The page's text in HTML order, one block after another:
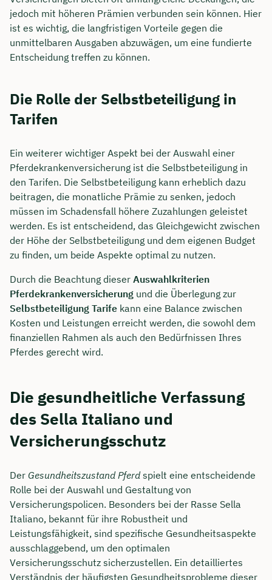
jedoch mit höheren Prämien verbunden sein können. Hier
ist es wichtig, die langfristigen Vorteile gegen die
unmittelbaren Ausgaben abzuwägen, um eine fundierte
Entscheidung treffen zu können.
Die Rolle der Selbstbeteiligung in
Tarifen
Ein weiterer wichtiger Aspekt bei der Auswahl einer
Pferdekrankenversicherung ist die Selbstbeteiligung in
den Tarifen. Die Selbstbeteiligung kann erheblich dazu
beitragen, die monatliche Prämie zu senken, jedoch
müssen im Schadensfall höhere Zuzahlungen geleistet
werden. Es ist entscheidend, das Gleichgewicht zwischen
der Höhe der Selbstbeteiligung und dem eigenen Budget
zu finden, um beide Aspekte optimal zu nutzen.
Durch die Beachtung dieser Auswahlkriterien
Pferdekrankenversicherung und die Überlegung zur
Selbstbeteiligung Tarife kann eine Balance zwischen
Kosten und Leistungen erreicht werden, die sowohl dem
finanziellen Rahmen als auch den Bedürfnissen Ihres
Pferdes gerecht wird.
Die gesundheitliche Verfassung
des Sella Italiano und
Versicherungsschutz
Der Gesundheitszustand Pferdspielt eine entscheidende
Rolle bei der Auswahl und Gestaltung von
Versicherungspolicen. Besonders bei der Rasse Sella
Italiano, bekannt für ihre Robustheit und
Leistungsfähigkeit, sind spezifische Gesundheitsaspekte
ausschlaggebend, um den optimalen
Versicherungsschutz sicherzustellen. Ein detailliertes
Verständnis der häufigsten Gesundheitsprobleme dieser